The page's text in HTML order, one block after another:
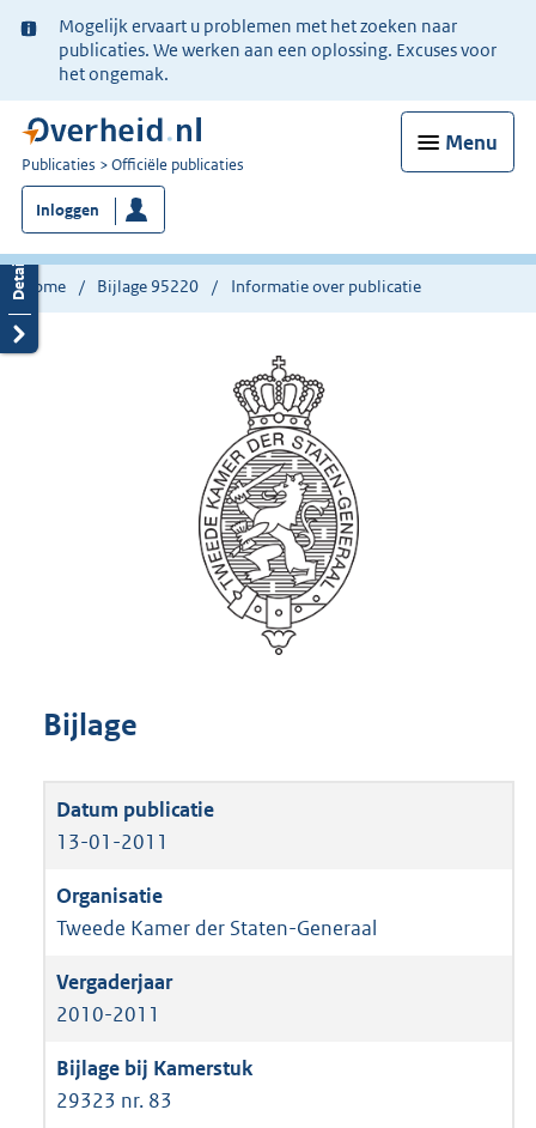
Ter
informatie:
Mogelijk ervaart u problemen met het zoeken naar
publicaties. We werken aan een oplossing. Excuses voor
het ongemak.
Menu
U
bent
nu
hier:
Publicaties Officiële publicaties
Inloggen
Home Bijlage 95220 Informatie over publicatie
Bijlage
13-01-2011
Tweede Kamer der Staten-Generaal
2010-2011
29323 nr. 83